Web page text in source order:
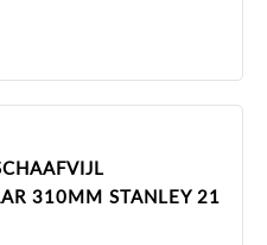
310MM STANLEY 21